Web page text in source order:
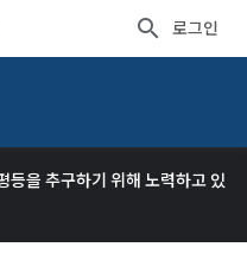
로그인
을 추구하기 위해 노력하고 있